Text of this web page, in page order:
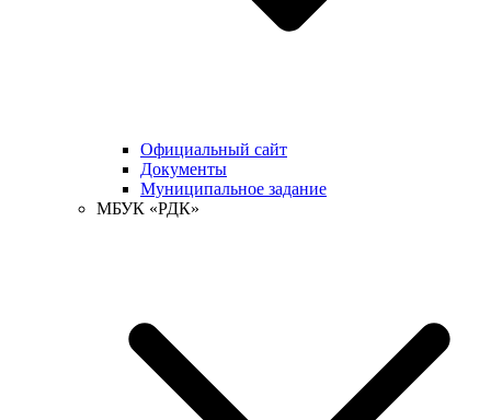
Официальный сайт
Документы
Муниципальное задание
МБУК «РДК»